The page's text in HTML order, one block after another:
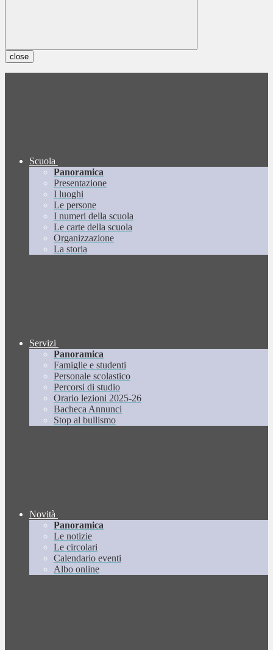
close
Scuola
Panoramica
Presentazione
I luoghi
Le persone
I numeri della scuola
Le carte della scuola
Organizzazione
La storia
Servizi
Panoramica
Famiglie e studenti
Personale scolastico
Percorsi di studio
Orario lezioni 2025-26
Bacheca Annunci
Stop al bullismo
Novità
Panoramica
Le notizie
Le circolari
Calendario eventi
Albo online